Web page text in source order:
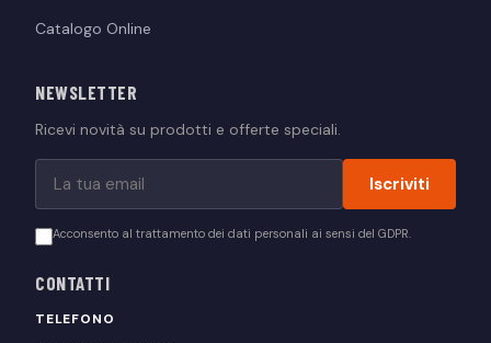
Catalogo Online
NEWSLETTER
Ricevi novità su prodotti e offerte speciali.
Iscriviti
Acconsento al trattamento dei dati personali ai sensi del GDPR.
CONTATTI
TELEFONO